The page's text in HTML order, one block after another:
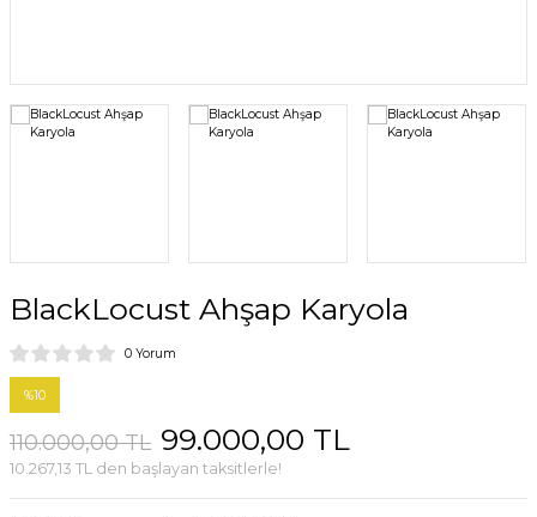
BlackLocust Ahşap Karyola
0 Yorum
%10
110.000,00 TL 99.000,00 TL
10.267,13 TL den başlayan taksitlerle!